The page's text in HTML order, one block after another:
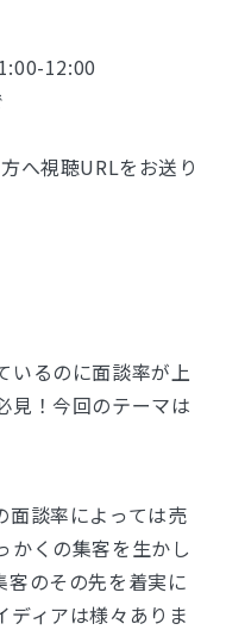
12:00
へ視聴URLをお送り
いるのに面談率が上
見！今回のテーマは
面談率によっては売
かくの集客を生かし
客のその先を着実に
ディアは様々ありま